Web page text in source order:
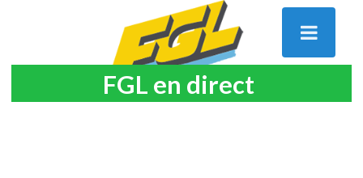
FGL en direct